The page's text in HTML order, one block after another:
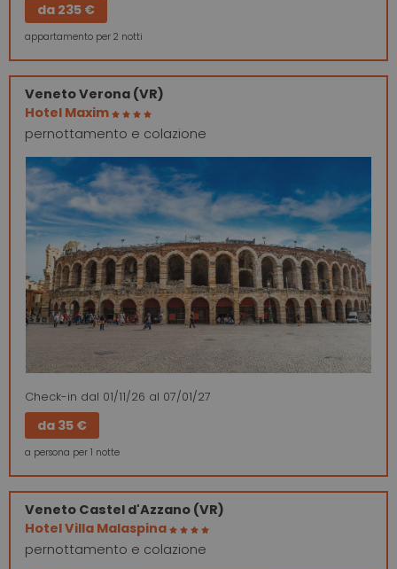
da 235 €
appartamento per 2 notti
VenetoVerona (VR)
Hotel Maxim
pernottamento e colazione
Check-in dal 01/11/26 al 07/01/27
da 35 €
a persona per 1 notte
Veneto Castel d'Azzano (VR)
Hotel Villa Malaspina
pernottamento e colazione